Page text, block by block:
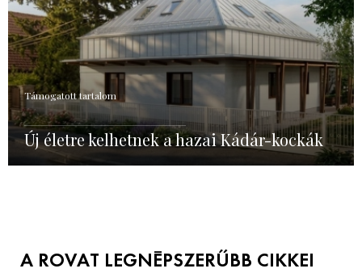
Támogatott tartalom
Új életre kelhetnek a hazai Kádár-kockák
A ROVAT LEGNÉPSZERŰBB CIKKEI